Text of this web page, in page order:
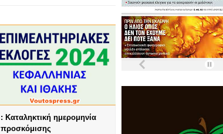
: Καταληκτική ημερομηνία
προσκόμισης